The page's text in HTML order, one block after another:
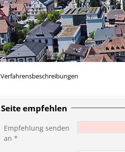
Verfahrensbeschreibungen
Seite empfehlen
Empfehlung senden
an *